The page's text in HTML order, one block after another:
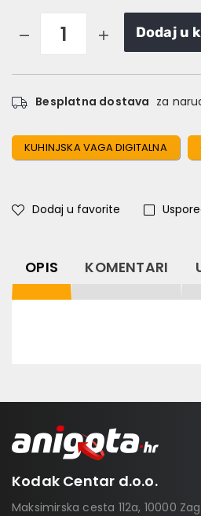
Dodaj u
Besplatna dostava za
KUHINJSKA VAGA DIGITALNA
Dodaj u favorite
OPIS KOMENTARI
Kodak Centar d.o.o.
Maksimirska cesta 112a, 10000